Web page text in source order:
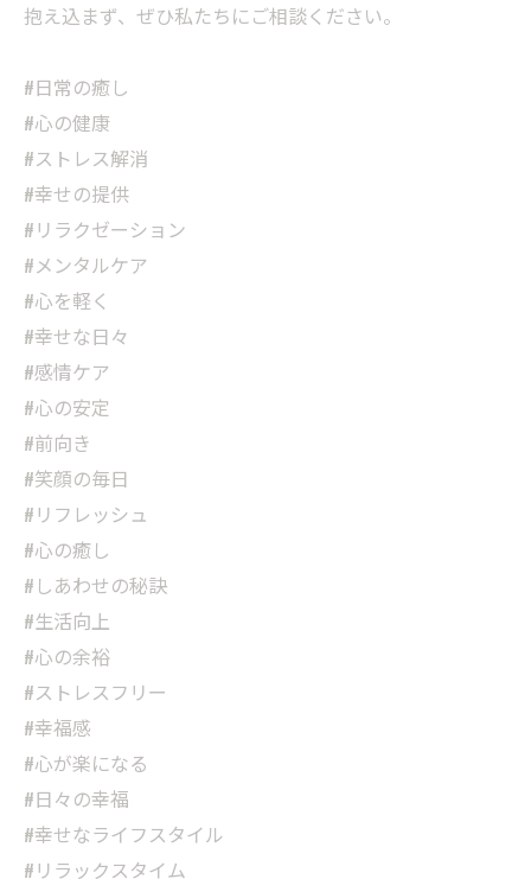
抱え込まず、ぜひ私たちにご相談ください。
#日常の癒し
#心の健康
#ストレス解消
#幸せの提供
#リラクゼーション
#メンタルケア
#心を軽く
#幸せな日々
#感情ケア
#心の安定
#前向き
#笑顔の毎日
#リフレッシュ
#心の癒し
#しあわせの秘訣
#生活向上
#心の余裕
#ストレスフリー
#幸福感
#心が楽になる
#日々の幸福
#幸せなライフスタイル
#リラックスタイム